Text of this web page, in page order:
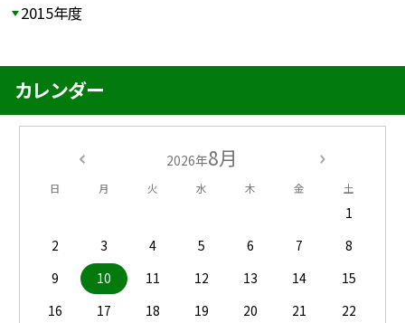
2015年度
カレンダー
2026年8月
日 月 火 水 木 金 土
1
2
3 4 5 6 7
8
9
10 11 12 13 14
15
16
17 18 19 20 21
22